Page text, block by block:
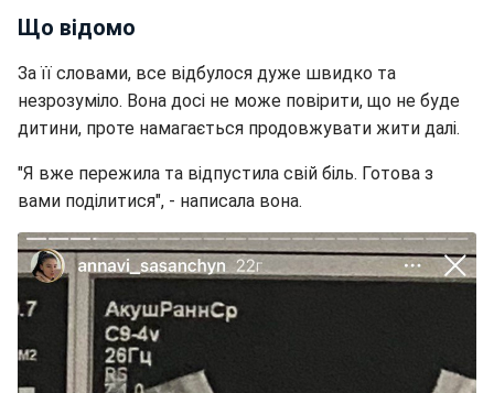
Що відомо
За її словами, все відбулося дуже швидко та
незрозуміло. Вона досі не може повірити, що не буде
дитини, проте намагається продовжувати жити далі.
"Я вже пережила та відпустила свій біль. Готова з
вами поділитися", - написала вона.